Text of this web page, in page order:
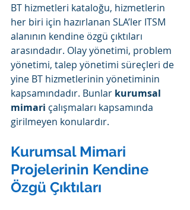
BT hizmetleri kataloğu, hizmetlerin
her biri için hazırlanan SLA’ler ITSM
alanının kendine özgü çıktıları
arasındadır. Olay yönetimi, problem
yönetimi, talep yönetimi süreçleri de
yine BT hizmetlerinin yönetiminin
kapsamındadır. Bunlar kurumsal
mimari çalışmaları kapsamında
girilmeyen konulardır.
Kurumsal Mimari
Projelerinin Kendine
Özgü Çıktıları